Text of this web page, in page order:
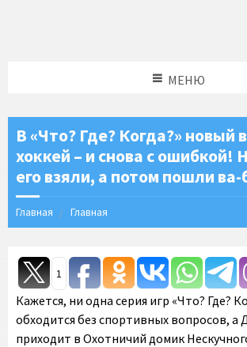
МЕНЮ
В «Что? Где? Когда?» новый
хоккей – и снова с ошибкой!
его взяли, а потом пошли
Главная Главная
1
Кажется, ни одна серия игр «Что? Где?
обходится без спортивных вопросов, а
приходит в Охотничий домик